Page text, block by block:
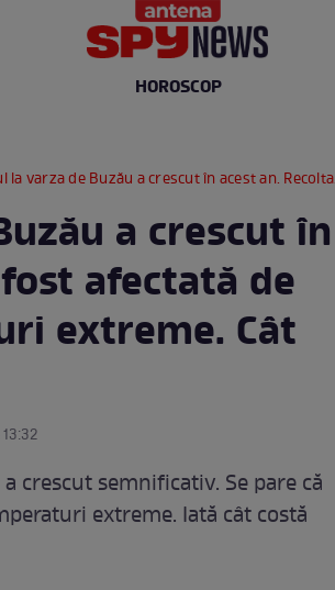
HOROSCOP
de Buzău a crescut în acest an. Recolta a fost afectată de secetă și temperaturi extreme. Cât costă kilogramul
a crescut în
afectată de
extreme. Cât
crescut semnificativ. Se pare că
extreme. Iată cât costă